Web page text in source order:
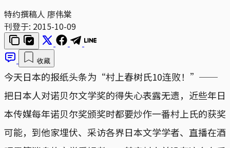
特约撰稿人 廖伟棠
刊登于: 2015-10-09
收藏
今天日本的报纸头条为“村上春树氏10连败！”──
把日本人对诺贝尔文学奖的得失心表露无遗，近些年日
本传媒每年诺贝尔奖颁奖时都要炒作一番村上氏的获奖
可能，到他家埋伏、采访各界日本文学学者、直播在酒